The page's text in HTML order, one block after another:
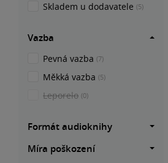
Skladem u dodavatele (5)
Vazba
Pevná vazba (7)
Měkká vazba (5)
Leporelo (0)
Formát audioknihy
Míra poškození